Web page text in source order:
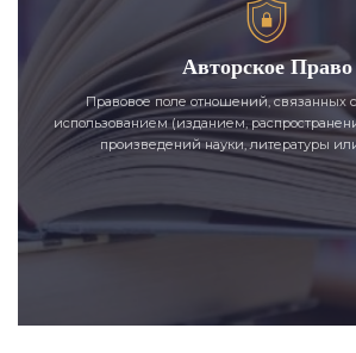
Авторское Право
Правовое поле отношений, связанных
использованием (изданием,
произведений науки, литературы или